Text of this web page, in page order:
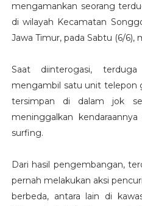
mengamankan seorang
di wilayah Kecamatan
Jawa Timur, pada Sabtu (6/6),
Saat diinterogasi,
mengambil satu unit telepon
tersimpan di dalam jok
meninggalkan
surfing.
Dari hasil pengembangan,
pernah melakukan aksi
berbeda, antara lain di